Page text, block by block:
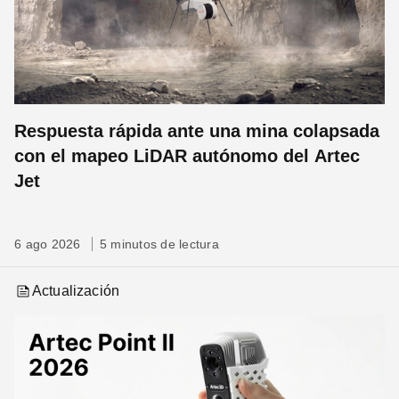
Respuesta rápida ante una mina colapsada
con el mapeo LiDAR autónomo del Artec
Jet
6 ago 2026 5 minutos de lectura
Actualización